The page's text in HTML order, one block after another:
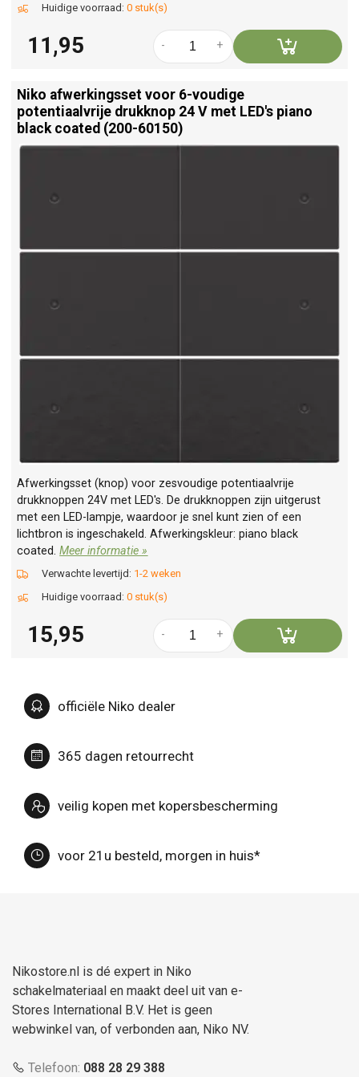
Huidige voorraad: 0 stuk(s)
11,95 +
-
Niko afwerkingsset voor 6-voudige
potentiaalvrije drukknop 24 V met LED's piano
black coated (200-60150)
Afwerkingsset (knop) voor zesvoudige potentiaalvrije
drukknoppen 24V met LED's. De drukknoppen zijn uitgerust
met een LED-lampje, waardoor je snel kunt zien of een
lichtbron is ingeschakeld. Afwerkingskleur: piano black
coated.Meer informatie »
Verwachte levertijd: 1-2 weken
Huidige voorraad: 0 stuk(s)
15,95 +
-
officiële Niko dealer
365 dagen retourrecht
veilig kopen met kopersbescherming
voor 21u besteld, morgen in huis*
Nikostore.nl is dé expert in Niko
schakelmateriaal en maakt deel uit van e-
Stores International B.V. Het is geen
webwinkel van, of verbonden aan, Niko NV.
Telefoon: 088 28 29 388